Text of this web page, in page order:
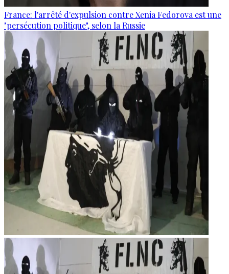
France: l'arrêté d'expulsion contre Xenia Fedorova est une
"persécution politique", selon la Russie